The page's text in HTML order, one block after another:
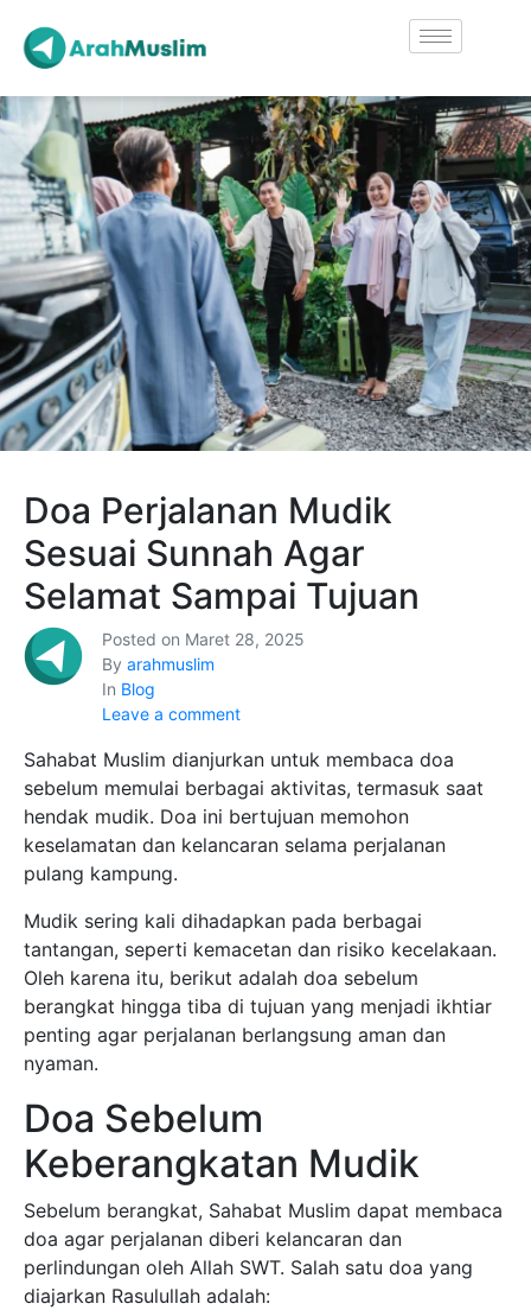
Posted on Maret 28, 2025
By arahmuslim
In Blog
Leave a comment
Doa Perjalanan Mudik
Sesuai Sunnah Agar
Selamat Sampai Tujuan
Sahabat Muslim dianjurkan untuk membaca doa
sebelum memulai berbagai aktivitas, termasuk saat
hendak mudik. Doa ini bertujuan memohon
keselamatan dan kelancaran selama perjalanan
pulang kampung.
Mudik sering kali dihadapkan pada berbagai
tantangan, seperti kemacetan dan risiko kecelakaan.
Oleh karena itu, berikut adalah doa sebelum
berangkat hingga tiba di tujuan yang menjadi ikhtiar
penting agar perjalanan berlangsung aman dan
nyaman.
Doa Sebelum
Keberangkatan Mudik
Sebelum berangkat, Sahabat Muslim dapat membaca
doa agar perjalanan diberi kelancaran dan
perlindungan oleh Allah SWT. Salah satu doa yang
diajarkan Rasulullah adalah: